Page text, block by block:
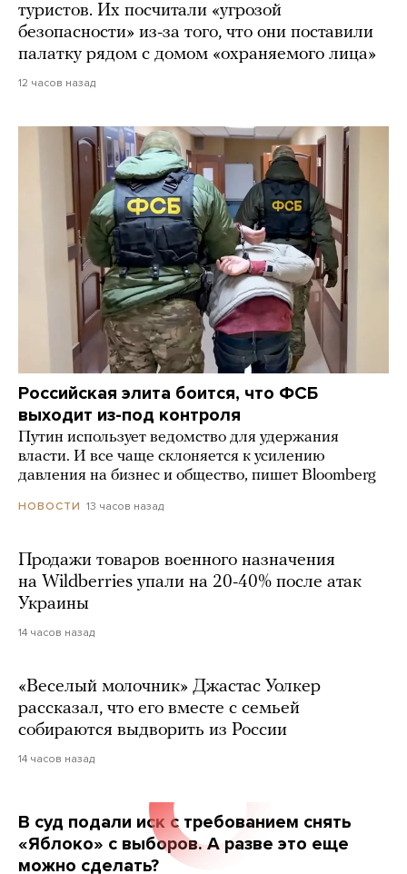
туристов. Их посчитали «угрозой
безопасности» из-за того, что они поставили
палатку рядом с домом «охраняемого лица»
12 часов назад
Российская элита боится, что ФСБ
выходит из-под контроля
Путин использует ведомство для удержания
власти. И все чаще склоняется к усилению
давления на бизнес и общество, пишет Bloomberg
НОВОСТИ 13 часов назад
Продажи товаров военного назначения
на Wildberries упали на 20-40% после атак
Украины
14 часов назад
«Веселый молочник» Джастас Уолкер
рассказал, что его вместе с семьей
собираются выдворить из России
14 часов назад
В суд подали иск с требованием снять
«Яблоко» с выборов. А разве это еще
можно сделать?